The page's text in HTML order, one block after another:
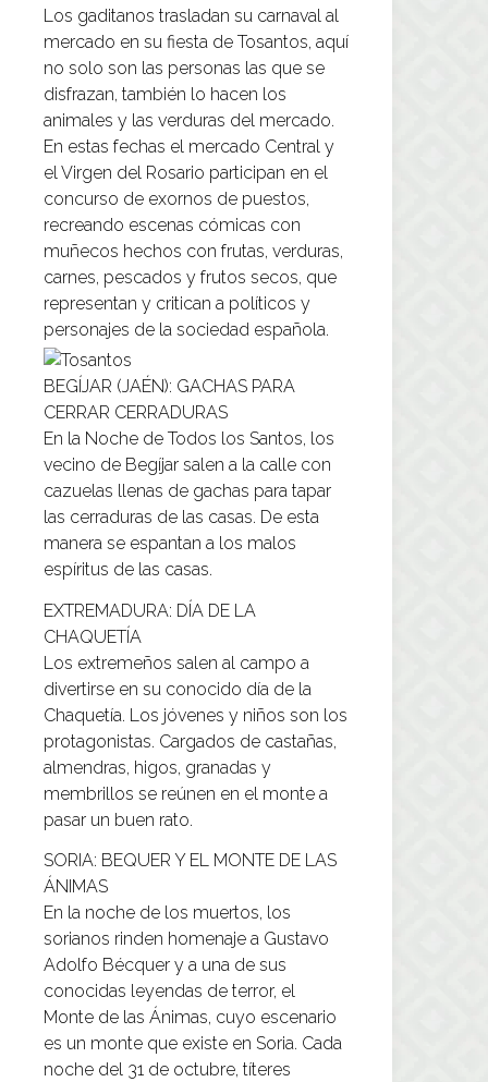
Los gaditanos trasladan su carnaval al
mercado en su fiesta de Tosantos, aquí
no solo son las personas las que se
disfrazan, también lo hacen los
animales y las verduras del mercado.
En estas fechas el mercado Central y
el Virgen del Rosario participan en el
concurso de exornos de puestos,
recreando escenas cómicas con
muñecos hechos con frutas, verduras,
carnes, pescados y frutos secos, que
representan y critican a políticos y
personajes de la sociedad española.
BEGÍJAR (JAÉN): GACHAS PARA
CERRAR CERRADURAS
En la Noche de Todos los Santos, los
vecino de Begíjar salen a la calle con
cazuelas llenas de gachas para tapar
las cerraduras de las casas. De esta
manera se espantan a los malos
espíritus de las casas.
EXTREMADURA: DÍA DE LA
CHAQUETÍA
Los extremeños salen al campo a
divertirse en su conocido día de la
Chaquetía. Los jóvenes y niños son los
protagonistas. Cargados de castañas,
almendras, higos, granadas y
membrillos se reúnen en el monte a
pasar un buen rato.
SORIA: BEQUER Y EL MONTE DE LAS
ÁNIMAS
En la noche de los muertos, los
sorianos rinden homenaje a Gustavo
Adolfo Bécquer y a una de sus
conocidas leyendas de terror, el
Monte de las Ánimas, cuyo escenario
es un monte que existe en Soria. Cada
noche del 31 de octubre, títeres